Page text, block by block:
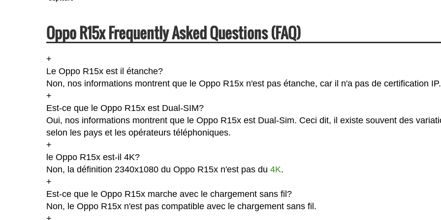
Oppo R15x Frequently Asked Questions (FAQ)
+
Le Oppo R15x est il étanche?
Non, nos informations montrent que le Oppo R15x n'est pas étanche, car il n'a pas de certification IP.
+
Est-ce que le Oppo R15x est Dual-SIM?
Oui, nos informations montrent que le Oppo R15x est Dual-Sim. Ceci dit, il existe souvent des
selon les pays et les opérateurs téléphoniques.
+
le Oppo R15x est-il 4K?
Non, la définition 2340x1080 du Oppo R15x n'est pas du 4K.
+
Est-ce que le Oppo R15x marche avec le chargement sans fil?
Non, le Oppo R15x n'est pas compatible avec le chargement sans fil.